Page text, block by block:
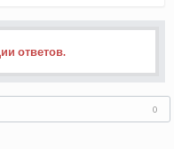
ответов.
0